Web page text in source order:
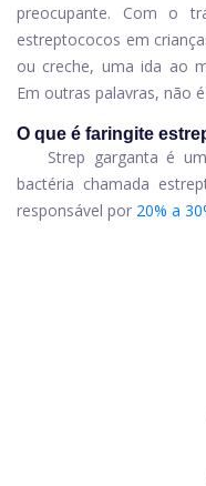
preocupante. Com o
estreptococos em
ou creche, uma ida ao
Em outras palavras, não
O que é faringite
Strep garganta é
bactéria chamada
responsável por 20% a